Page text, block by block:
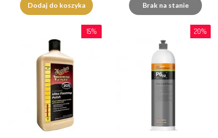
Dodaj do koszyka
Brak na stanie
15% 20%